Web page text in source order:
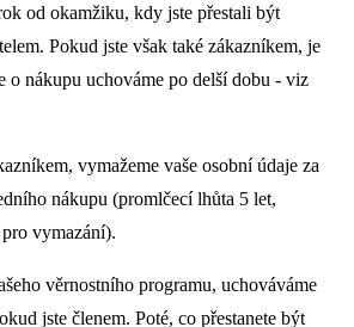
od okamžiku, kdy jste přestali být
Pokud jste však také zákazníkem, je
o nákupu uchováme po delší dobu - viz
vymažeme vaše osobní údaje za
nákupu (promlčecí lhůta 5 let,
vymazání).
věrnostního programu, uchováváme
jste členem. Poté, co přestanete být